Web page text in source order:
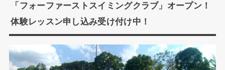
「フォーファーストスイミングクラブ」オープン！
体験レッスン申し込み受け付け中！